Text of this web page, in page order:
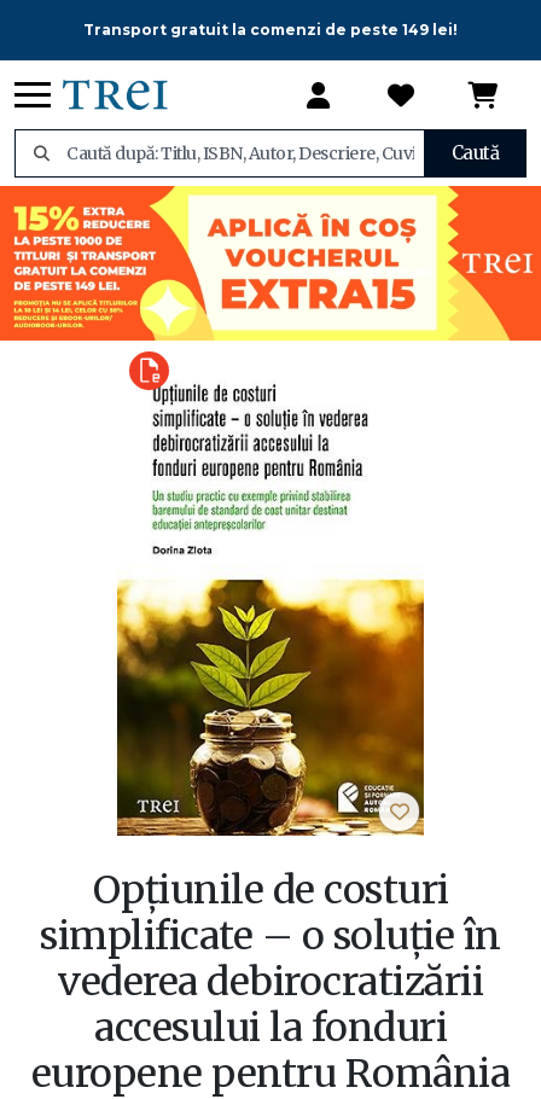
Transport gratuit la comenzi de peste 149 lei!
Caută
Opțiunile de costuri
simplificate – o soluție în
vederea debirocratizării
accesului la fonduri
europene pentru România